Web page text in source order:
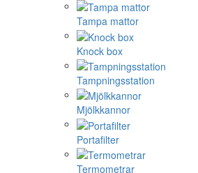
Tampa mattor
Knock box
Tampningsstation
Mjölkkannor
Portafilter
Termometrar